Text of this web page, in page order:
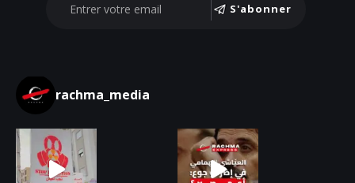
S'abonner
rachma_media